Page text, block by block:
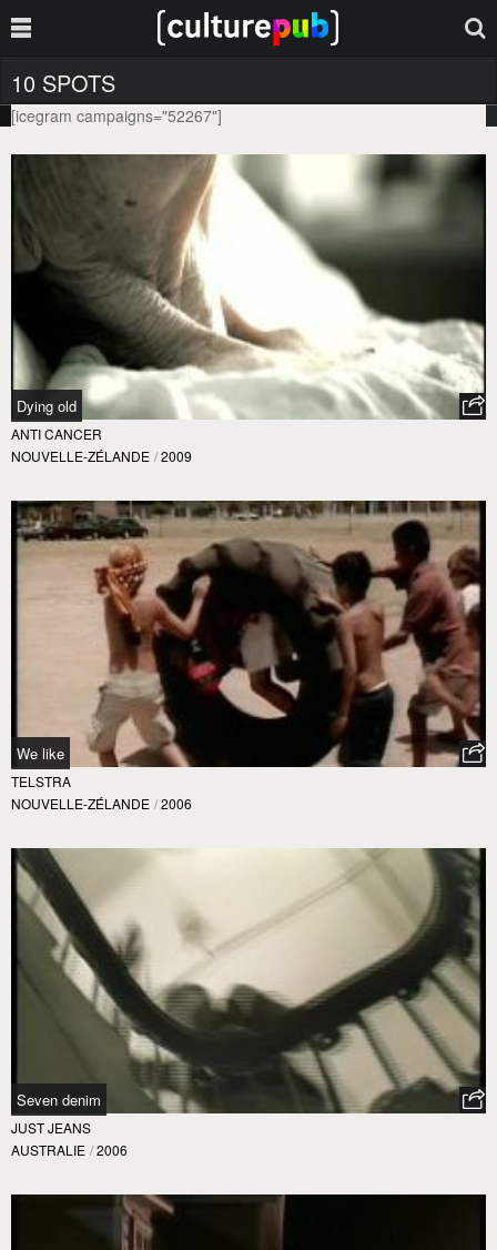
10 SPOTS
[icegram campaigns="52267"]
Dying old
ANTI CANCER
NOUVELLE-ZÉLANDE / 2009
We like
TELSTRA
NOUVELLE-ZÉLANDE / 2006
Seven denim
JUST JEANS
AUSTRALIE / 2006